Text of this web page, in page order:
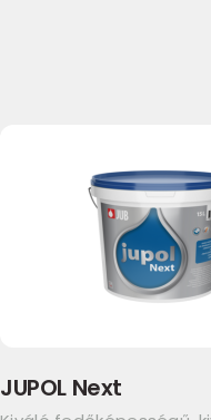
JUPOL Next